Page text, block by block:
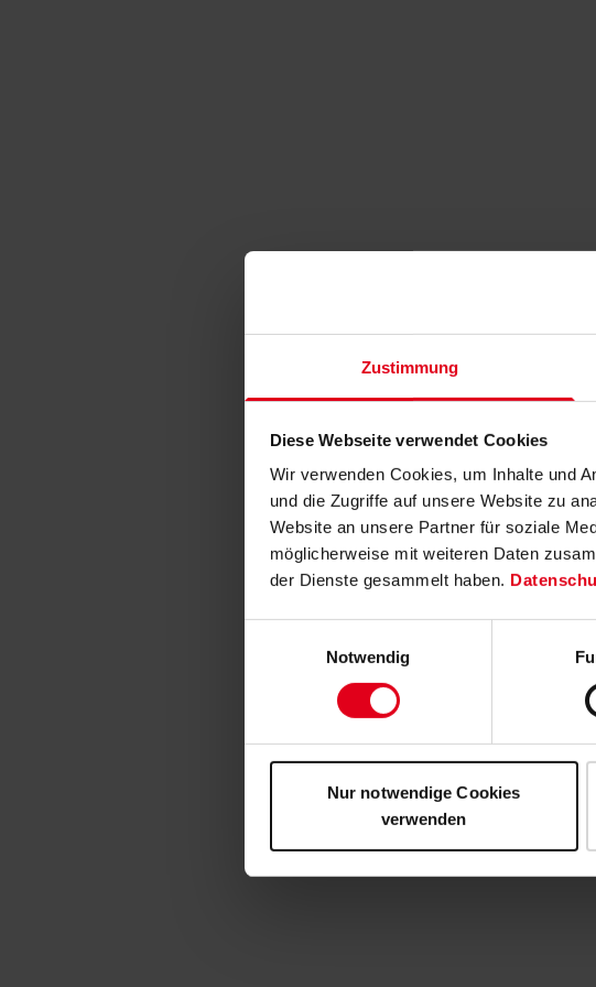
Zustimmung
Diese Webseite verwendet Cookies
Wir verwenden Cookies, um Inhalte und
und die Zugriffe auf unsere Website zu
Website an unsere Partner für soziale
möglicherweise mit weiteren Daten
der Dienste gesammelt haben.
Notwendig
Nur notwendige Cookies
verwenden